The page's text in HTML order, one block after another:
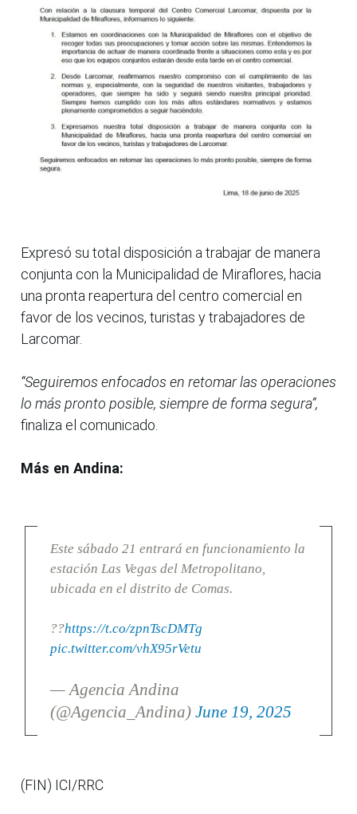
Expresó su total disposición a trabajar de manera
conjunta con la Municipalidad de Miraflores, hacia
una pronta reapertura del centro comercial en
favor de los vecinos, turistas y trabajadores de
Larcomar.
“Seguiremos enfocados en retomar las operaciones
lo más pronto posible, siempre de forma segura”,
finaliza el comunicado.
Más en Andina:
Este sábado 21 entrará en funcionamiento la
estación Las Vegas del Metropolitano,
ubicada en el distrito de Comas.
??https://t.co/zpnTscDMTg
pic.twitter.com/vhX95rVetu
— Agencia Andina
(@Agencia_Andina) June 19, 2025
(FIN) ICI/RRC